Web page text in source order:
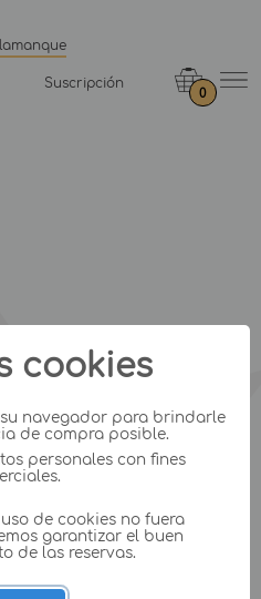
Suscripción
0
cookies
navegador para brindarle
de compra posible.
personales con fines
de cookies no fuera
garantizar el buen
de las reservas.